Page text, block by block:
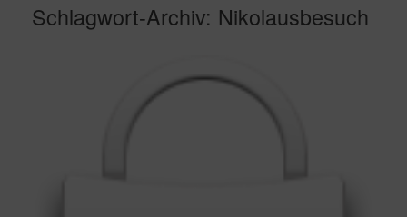
Schlagwort-Archiv: Nikolausbesuch